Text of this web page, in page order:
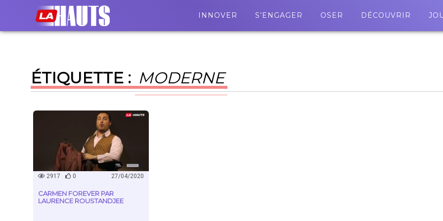
INNOVER S’ENGAGER OSER DÉCOUVRIR
ÉTIQUETTE : MODERNE
2917 0 27/04/2020
CARMEN FOREVER PAR
LAURENCE ROUSTANDJEE